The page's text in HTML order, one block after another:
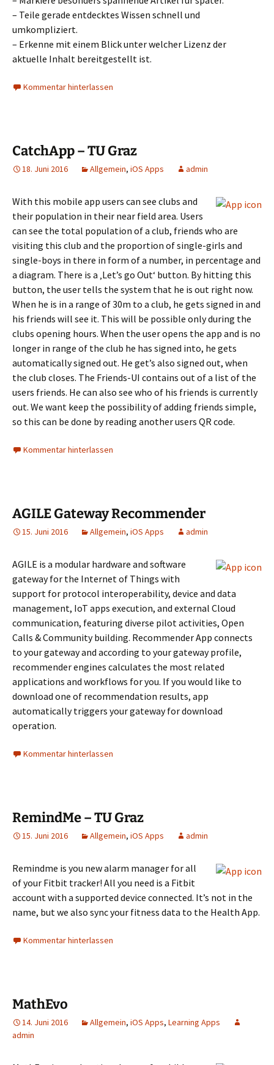
– Teile gerade entdecktes Wissen schnell und
umkompliziert.
– Erkenne mit einem Blick unter welcher Lizenz der
aktuelle Inhalt bereitgestellt ist.
Kommentar hinterlassen
CatchApp – TU Graz
18. Juni 2016 Allgemein, iOS Apps admin
With this mobile app users can see clubs and
their population in their near field area. Users
can see the total population of a club, friends who are
visiting this club and the proportion of single-girls and
single-boys in there in form of a number, in percentage and
a diagram. There is a ‚Let’s go Out‘ button. By hitting this
button, the user tells the system that he is out right now.
When he is in a range of 30m to a club, he gets signed in and
his friends will see it. This will be possible only during the
clubs opening hours. When the user opens the app and is no
longer in range of the club he has signed into, he gets
automatically signed out. He get’s also signed out, when
the club closes. The Friends-UI contains out of a list of the
users friends. He can also see who of his friends is currently
out. We want keep the possibility of adding friends simple,
so this can be done by reading another users QR code.
Kommentar hinterlassen
AGILE Gateway Recommender
15. Juni 2016 Allgemein, iOS Apps admin
AGILE is a modular hardware and software
gateway for the Internet of Things with
support for protocol interoperability, device and data
management, IoT apps execution, and external Cloud
communication, featuring diverse pilot activities, Open
Calls & Community building. Recommender App connects
to your gateway and according to your gateway profile,
recommender engines calculates the most related
applications and workflows for you. If you would like to
download one of recommendation results, app
automatically triggers your gateway for download
operation.
Kommentar hinterlassen
RemindMe – TU Graz
15. Juni 2016 Allgemein, iOS Apps admin
Remindme is you new alarm manager for all
of your Fitbit tracker! All you need is a Fitbit
account with a supported device connected. It’s not in the
name, but we also sync your fitness data to the Health App.
Kommentar hinterlassen
MathEvo
14. Juni 2016 Allgemein, iOS Apps, Learning Apps
admin